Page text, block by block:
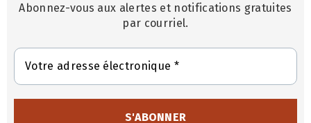
Abonnez-vous aux alertes et notifications gratuites
par courriel.